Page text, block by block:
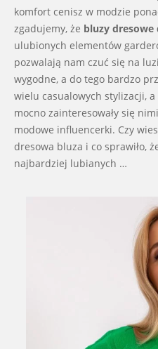
30
komfort cenisz w modzie
zgadujemy, że bluzy dresowe
ulubionych elementów
pozwalają nam czuć się na
wygodne, a do tego bardzo
wielu casualowych stylizacji,
mocno zainteresowały się
modowe influencerki. Czy
dresowa bluza i co sprawiło,
najbardziej lubianych …